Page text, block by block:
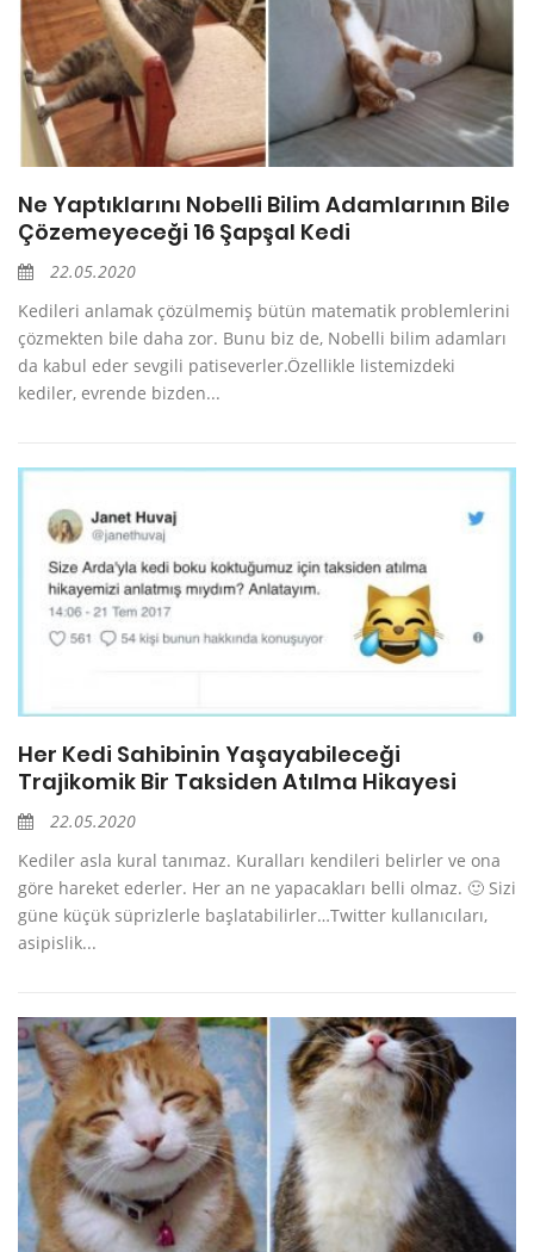
Ne Yaptıklarını Nobelli Bilim Adamlarının Bile
Çözemeyeceği 16 Şapşal Kedi
22.05.2020
Kedileri anlamak çözülmemiş bütün matematik problemlerini
çözmekten bile daha zor. Bunu biz de, Nobelli bilim adamları
da kabul eder sevgili patiseverler.Özellikle listemizdeki
kediler, evrende bizden...
Her Kedi Sahibinin Yaşayabileceği
Trajikomik Bir Taksiden Atılma Hikayesi
22.05.2020
Kediler asla kural tanımaz. Kuralları kendileri belirler ve ona
göre hareket ederler. Her an ne yapacakları belli olmaz. 🙂 Sizi
güne küçük süprizlerle başlatabilirler…Twitter kullanıcıları,
asipislik...